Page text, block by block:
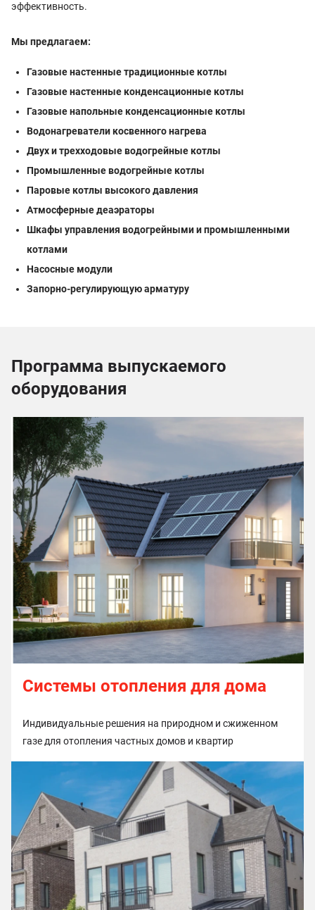
эффективность.
Мы предлагаем:
Газовые настенные традиционные котлы
Газовые настенные конденсационные котлы
Газовые напольные конденсационные котлы
Водонагреватели косвенного нагрева
Двух и трехходовые водогрейные котлы
Промышленные водогрейные котлы
Паровые котлы высокого давления
Атмосферные деаэраторы
Шкафы управления водогрейными и промышленными
котлами
Насосные модули
Запорно-регулирующую арматуру
Программа выпускаемого
оборудования
Системы отопления для дома
Индивидуальные решения на природном и сжиженном
газе для отопления частных домов и квартир